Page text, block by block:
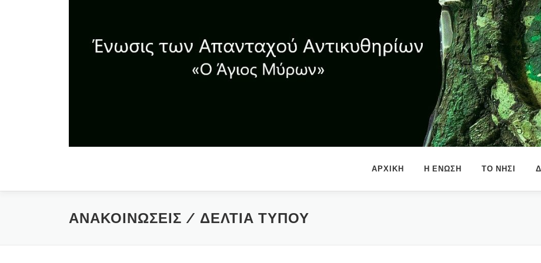
ΑΡΧΙΚΗ Η ΕΝΩΣΗ ΤΟ ΝΗΣΙ
ΑΝΑΚΟΙΝΩΣΕΙΣ / ΔΕΛΤΙΑ ΤΥΠΟΥ